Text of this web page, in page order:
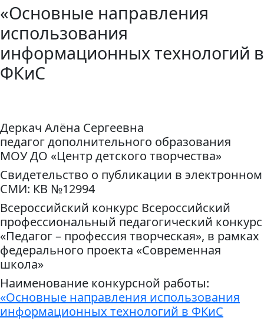
«Основные направления
использования
информационных технологий в
ФКиС
Деркач Алёна Сергеевна
педагог дополнительного образования
МОУ ДО «Центр детского творчества»
Свидетельство о публикации в электронном
СМИ: КВ №12994
Всероссийский конкурс Всероссийский
профессиональный педагогический конкурс
«Педагог – профессия творческая», в рамках
федерального проекта «Современная
школа»
Наименование конкурсной работы:
«Основные направления использования
информационных технологий в ФКиС